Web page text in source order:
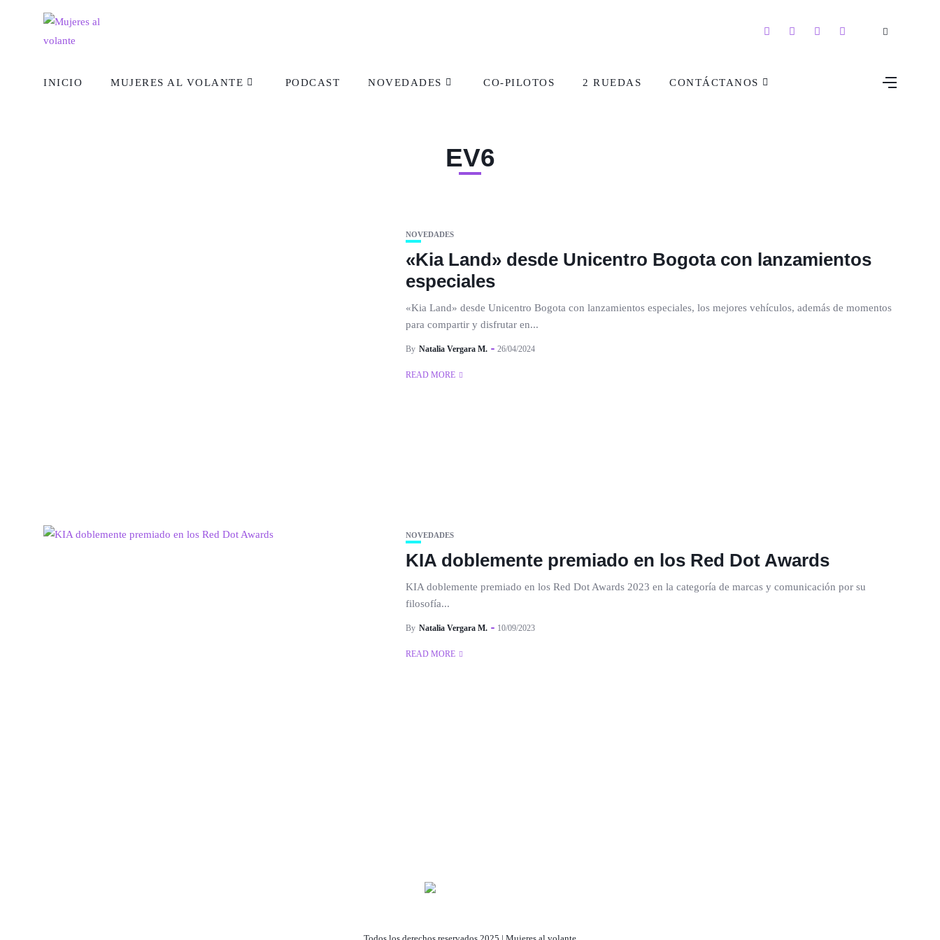
INICIO MUJERES AL VOLANTE PODCAST NOVEDADES CO-PILOTOS 2 RUEDAS CONTÁCTANOS
EV6
NOVEDADES
«Kia Land» desde Unicentro Bogota con lanzamientos
especiales
«Kia Land» desde Unicentro Bogota con lanzamientos especiales, los mejores vehículos, además de momentos
para compartir y disfrutar en...
By Natalia Vergara M. 26/04/2024
READ MORE
NOVEDADES
KIA doblemente premiado en los Red Dot Awards
KIA doblemente premiado en los Red Dot Awards 2023 en la categoría de marcas y comunicación por su
filosofía...
By Natalia Vergara M. 10/09/2023
READ MORE